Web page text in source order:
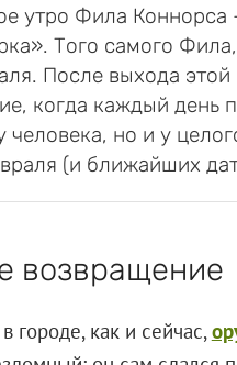
утро Фила
Того самого
После выхода
когда каждый
но и у
(и ближайших
возвращение
городе, как и сейчас,